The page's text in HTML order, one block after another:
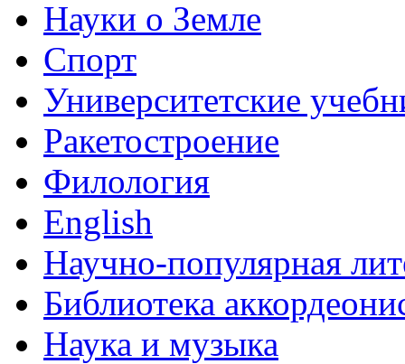
Науки о Земле
Спорт
Университетские
Ракетостроение
Филология
English
Научно-популярная
Библиотека
Наука и музыка